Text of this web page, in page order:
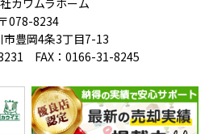
〒078-8234
市豊岡4条3丁目7-13
FAX：0166-31-8245